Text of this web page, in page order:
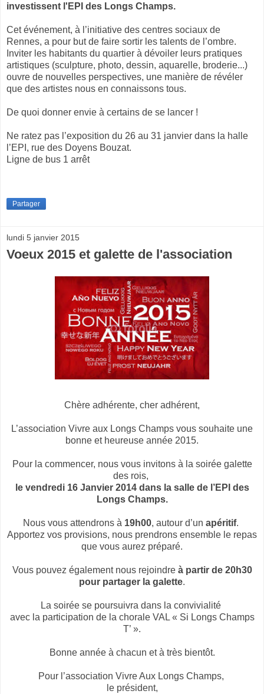
investissent l'EPI des Longs Champs.
Cet événement, à l’initiative des centres sociaux de
Rennes, a pour but de faire sortir les talents de l’ombre.
Inviter les habitants du quartier à dévoiler leurs pratiques
artistiques (sculpture, photo, dessin, aquarelle, broderie...)
ouvre de nouvelles perspectives, une manière de révéler
que des artistes nous en connaissons tous.
De quoi donner envie à certains de se lancer !
Ne ratez pas l’exposition du 26 au 31 janvier dans la halle
l’EPI, rue des Doyens Bouzat.
Ligne de bus 1 arrêt
Partager
lundi 5 janvier 2015
Voeux 2015 et galette de l'association
Chère adhérente, cher adhérent,
L’association Vivre aux Longs Champs vous souhaite une
bonne et heureuse année 2015.
Pour la commencer, nous vous invitons à la soirée galette
des rois,
le vendredi 16 Janvier 2014 dans la salle de l’EPI des
Longs Champs.
Nous vous attendrons à 19h00, autour d’un apéritif.
Apportez vos provisions, nous prendrons ensemble le repas
que vous aurez préparé.
Vous pouvez également nous rejoindre à partir de 20h30
pour partager la galette.
La soirée se poursuivra dans la convivialité
avec la participation de la chorale VAL « Si Longs Champs
T’ ».
Bonne année à chacun et à très bientôt.
Pour l’association Vivre Aux Longs Champs,
le président,